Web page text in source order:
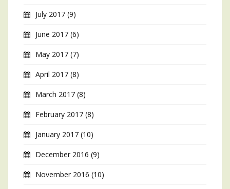
July 2017 (9)
June 2017 (6)
May 2017 (7)
April 2017 (8)
March 2017 (8)
February 2017 (8)
January 2017 (10)
December 2016 (9)
November 2016 (10)